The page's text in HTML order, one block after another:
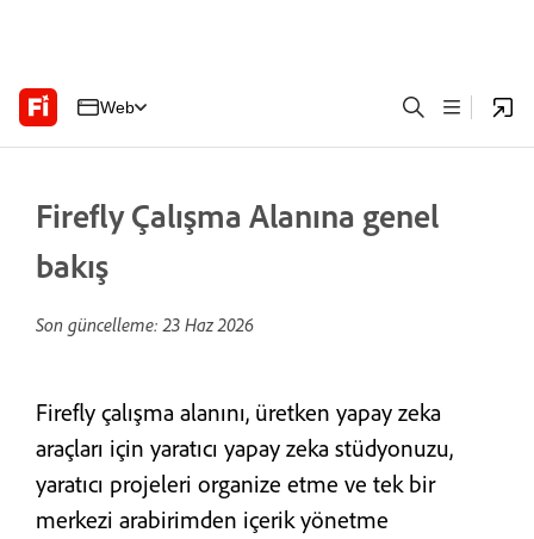
Web
Firefly Çalışma Alanına genel
bakış
Son güncelleme:23 Haz 2026
Firefly çalışma alanını, üretken yapay zeka
araçları için yaratıcı yapay zeka stüdyonuzu,
yaratıcı projeleri organize etme ve tek bir
merkezi arabirimden içerik yönetme